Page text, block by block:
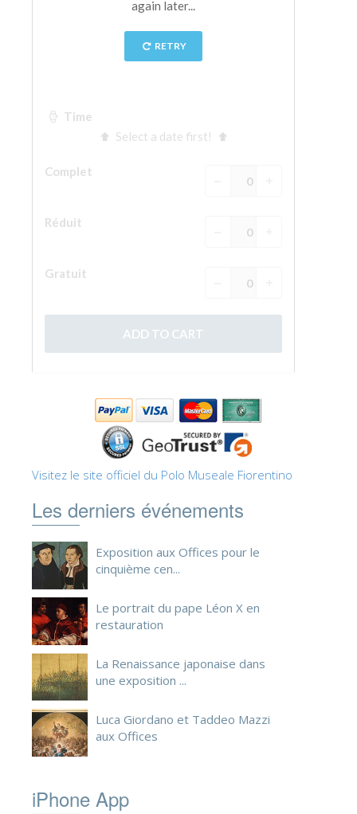
Visitez le site officiel du Polo Museale Fiorentino
Les derniers événements
Exposition aux Offices pour le
cinquième cen...
Le portrait du pape Léon X en
restauration
La Renaissance japonaise dans
une exposition ...
Luca Giordano et Taddeo Mazzi
aux Offices
iPhone App